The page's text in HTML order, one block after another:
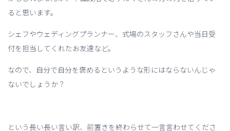
ると思います。
シェフやウェディングプランナー、式場のスタッフさんや当日受
付を担当してくれたお友達など。
なので、自分で自分を褒めるというような形にはならないんじゃ
ないでしょうか？
という長い長い言い訳、前置きを終わらせて一言言わせてくださ